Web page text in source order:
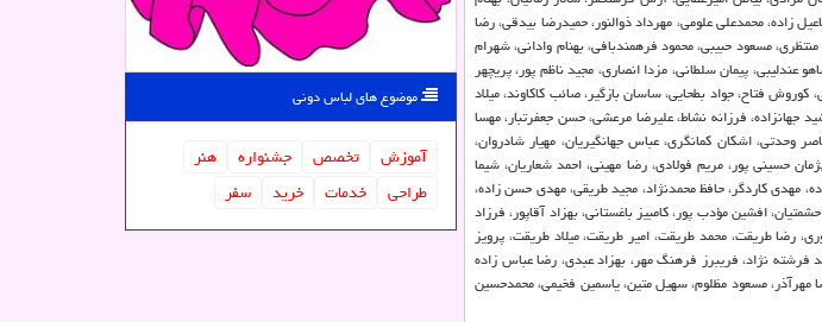
زاده، محمدعلی علومی، مهرداد ذوالنور، حمیدرضا بیدقی، رضا
مسعود حبیبی، محمود فرهمندبافی، بهنام وادانی، شهرام
عندلیبی، پیمان سلطانی، مزدا انصاری، مجید ناظم پور، پریچهر
فتاح، جواد بطحایی، ساسان بازگیر، صائب كاكاوند، میلاد
جهانزاده، فرزانه نشاط، علیرضا مرعشی، حسن جعفرتبار، مهسا
وحدتی، اشكان كمانگری، عباس جهانگیریان، مهیار شادروان،
حسینی پور، مریم فولادی، رضا مهینی، احمد شعاریان، شیما
مهدی كاردگر، حافظ محمدنژاد، مجید طریقی، مهدی حسن زاده،
افشین مؤدب پور، كامبیز باغستانی، بهزاد آقاپور، فرزاد
رضا طریقت، محمد طریقت، امیر طریقت، میلاد طریقت، پرویز
فرشته نژاد، فریبرز فرهنگ مهر، بهزاد عبدی، رضا عباس زاده
مهرآذر، مسعود مظلوم، سهیل متین، یاسمین فخیمی، محمدحسین
موضوع های لباس دونی
آموزش تخصص جشنواره
هنر
طراحی
خدمات خرید سفر